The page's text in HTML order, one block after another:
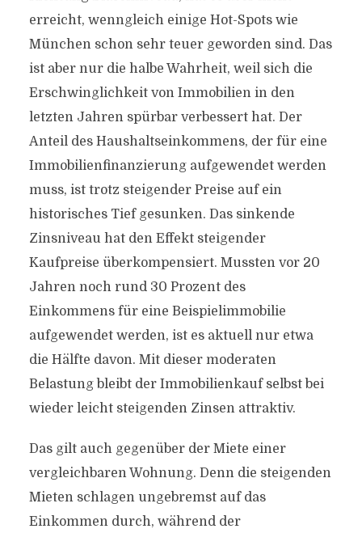
erreicht, wenngleich einige Hot-Spots wie
München schon sehr teuer geworden sind. Das
ist aber nur die halbe Wahrheit, weil sich die
Erschwinglichkeit von Immobilien in den
letzten Jahren spürbar verbessert hat. Der
Anteil des Haushaltseinkommens, der für eine
Immobilienfinanzierung aufgewendet werden
muss, ist trotz steigender Preise auf ein
historisches Tief gesunken. Das sinkende
Zinsniveau hat den Effekt steigender
Kaufpreise überkompensiert. Mussten vor 20
Jahren noch rund 30 Prozent des
Einkommens für eine Beispielimmobilie
aufgewendet werden, ist es aktuell nur etwa
die Hälfte davon. Mit dieser moderaten
Belastung bleibt der Immobilienkauf selbst bei
wieder leicht steigenden Zinsen attraktiv.
Das gilt auch gegenüber der Miete einer
vergleichbaren Wohnung. Denn die steigenden
Mieten schlagen ungebremst auf das
Einkommen durch, während der